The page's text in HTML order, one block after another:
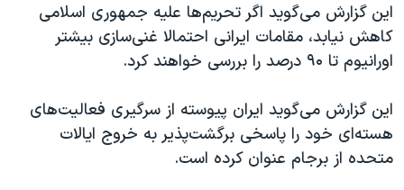
این گزارش می‌گوید اگر تحریم‌ها علیه جمهوری اسلامی
کاهش نیابد، مقامات ایرانی احتمالا غنی‌‌سازی بیشتر
اورانیوم تا ۹۰ درصد را بررسی خواهند کرد.
این گزارش می‌گوید ایران پیوسته از سرگیری فعالیت‌های
هسته‌ای خود را پاسخی برگشت‌پذیر به خروج ایالات
متحده از برجام عنوان کرده است.